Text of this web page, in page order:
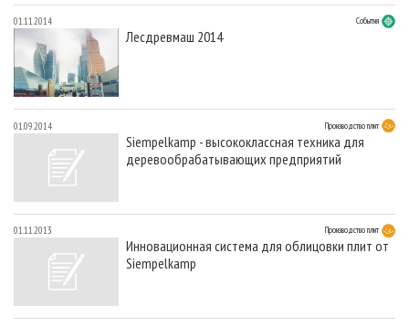
01.11.2014 События
Лесдревмаш 2014
01.09.2014 Производство плит
Siempelkamp - высококлассная техника для
деревообрабатывающих предприятий
01.11.2013 Производство плит
Инновационная система для облицовки плит от
Siempelkamp